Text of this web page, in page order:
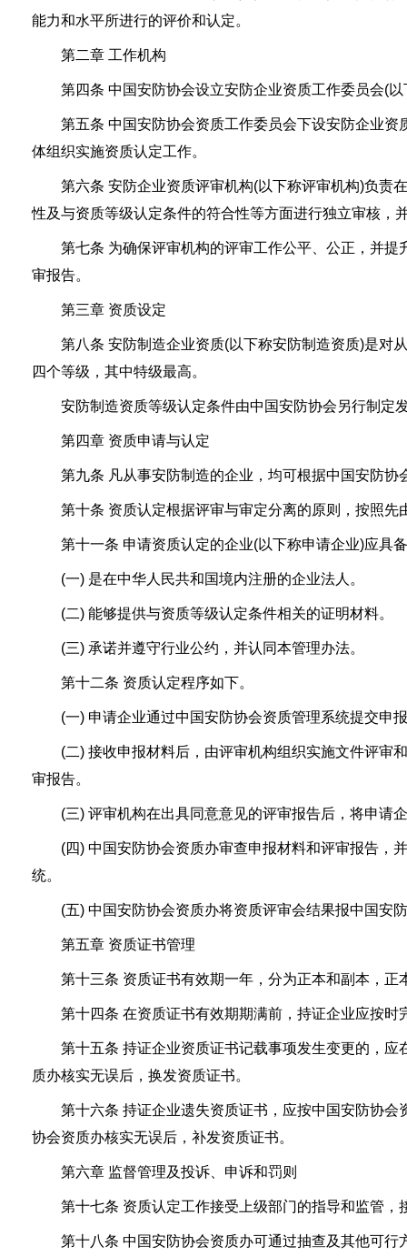
能力和水平所进行的评价和认定。
第二章 工作机构
第四条 中国安防协会设立安防企业资质工作委员会(以
第五条 中国安防协会资质工作委员会下设安防企业资
体组织实施资质认定工作。
第六条 安防企业资质评审机构(以下称评审机构)负责在
性及与资质等级认定条件的符合性等方面进行独立审核，
第七条 为确保评审机构的评审工作公平、公正，并提
审报告。
第三章 资质设定
第八条 安防制造企业资质(以下称安防制造资质)是对从
四个等级，其中特级最高。
安防制造资质等级认定条件由中国安防协会另行制定
第四章 资质申请与认定
第九条 凡从事安防制造的企业，均可根据中国安防协
第十条 资质认定根据评审与审定分离的原则，按照先
第十一条 申请资质认定的企业(以下称申请企业)应具
(一) 是在中华人民共和国境内注册的企业法人。
(二) 能够提供与资质等级认定条件相关的证明材料。
(三) 承诺并遵守行业公约，并认同本管理办法。
第十二条 资质认定程序如下。
(一) 申请企业通过中国安防协会资质管理系统提交申
(二) 接收申报材料后，由评审机构组织实施文件评审和
审报告。
(三) 评审机构在出具同意意见的评审报告后，将申请
(四) 中国安防协会资质办审查申报材料和评审报告，并
统。
(五) 中国安防协会资质办将资质评审会结果报中国安
第五章 资质证书管理
第十三条 资质证书有效期一年，分为正本和副本，正
第十四条 在资质证书有效期期满前，持证企业应按时
第十五条 持证企业资质证书记载事项发生变更的，应
质办核实无误后，换发资质证书。
第十六条 持证企业遗失资质证书，应按中国安防协会
协会资质办核实无误后，补发资质证书。
第六章 监督管理及投诉、申诉和罚则
第十七条 资质认定工作接受上级部门的指导和监管，
第十八条 中国安防协会资质办可通过抽查及其他可行